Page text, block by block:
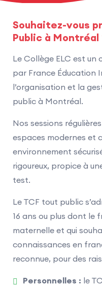
Souhaitez-vous
Public à Montréal
Le Collège ELC est un
par France Éducation
l’organisation et la
public à Montréal.
Nos sessions
espaces modernes et
environnement
rigoureux, propice à
test.
Le TCF tout public
16 ans ou plus dont le
maternelle et qui
connaissances en
reconnue, pour des
Personnelles : le